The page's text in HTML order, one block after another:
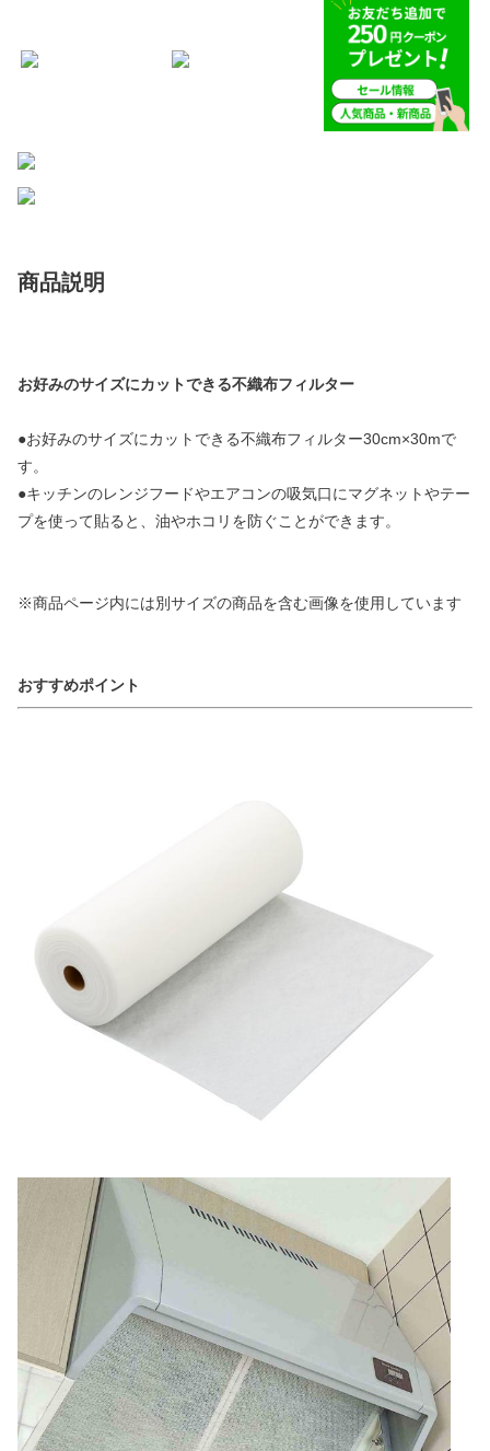
商品説明
お好みのサイズにカットできる不織布フィルター
●お好みのサイズにカットできる不織布フィルター30cm×30mで
す。
●キッチンのレンジフードやエアコンの吸気口にマグネットやテー
プを使って貼ると、油やホコリを防ぐことができます。
※商品ページ内には別サイズの商品を含む画像を使用しています
おすすめポイント